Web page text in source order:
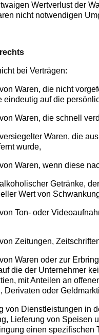
Wertverlust der
nicht notwendigen
bei Verträgen:
Waren, die nicht
eindeutig auf die
Waren, die schnell
Waren, die
wurde,
Waren, wenn diese
Getränke,
Wert von
Ton- oder
Zeitungen,
Waren oder zur
die der Unternehmer
mit Anteilen an
Derivaten oder
von Dienstleistungen in
Lieferung von Speisen
einen spezifischen